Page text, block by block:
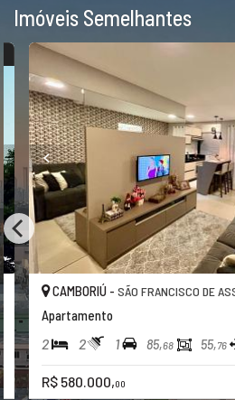
Imóveis Semelhantes
CAMBORIÚ - SÃO FRANCISCO DE
Apartamento
2 2 1 85,68 55,76
R$ 580.000,00